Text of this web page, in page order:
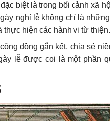
biệt là trong bối cảnh xã
nghỉ lễ không chỉ là
thực hiện các hành vi từ thiện.
đồng gắn kết, chia sẻ
lễ được coi là một phần